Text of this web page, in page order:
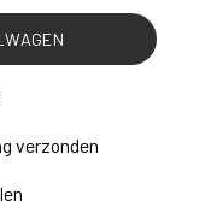
verzonden